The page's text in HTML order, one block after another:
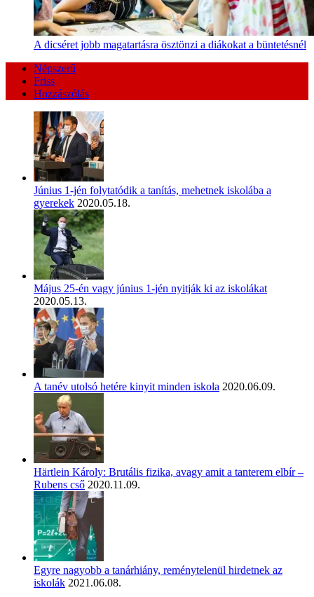
A dicséret jobb magatartásra ösztönzi a diákokat a büntetésnél
Népszerű
Friss
Hozzászólás
Június 1-jén folytatódik a tanítás, mehetnek iskolába a
gyerekek 2020.05.18.
Május 25-én vagy június 1-jén nyitják ki az iskolákat
2020.05.13.
A tanév utolsó hetére kinyit minden iskola 2020.06.09.
Härtlein Károly: Brutális fizika, avagy amit a tanterem elbír –
Rubens cső 2020.11.09.
Egyre nagyobb a tanárhiány, reménytelenül hirdetnek az
iskolák 2021.06.08.